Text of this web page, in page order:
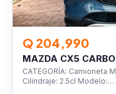
Q 204,990
MAZDA CX5
CATEGORÍA: Camioneta
Cilindraje: 2.5cl Modelo:…